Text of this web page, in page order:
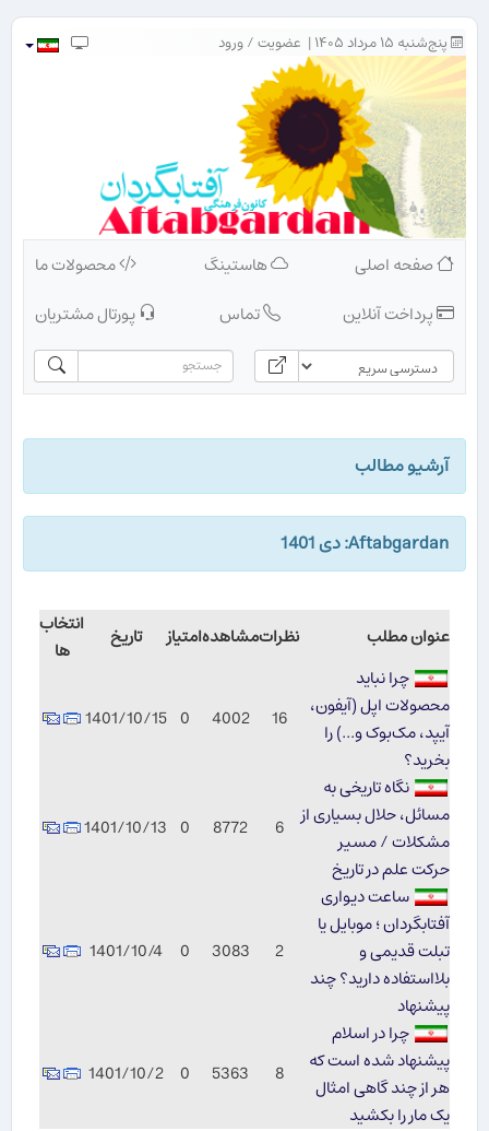
پنج‌شنبه ۱۵ مرداد ۱۴۰۵ | عضویت/ورود
صفحه اصلی هاستینگ
محصولات ما
پرداخت آنلاین
تماس پورتال مشتریان
آرشیو مطالب
Aftabgardan: دی 1401
عنوان مطلب نظراتمشاهدهامتیاز تاریخ
انتخاب
ها
چرا نباید
محصولات اپل (آیفون،
آیپد، مک‌بوک و...) را
بخرید؟
16
4002
0
1401/10/15
نگاه تاریخی به
مسائل، حلال بسیاری از
مشکلات / مسیر
حرکت علم در تاریخ
6
8772
0
1401/10/13
ساعت دیواری
آفتابگردان ؛ موبایل یا
تبلت قدیمی و
بلااستفاده دارید؟ چند
پیشنهاد
2
3083
0
1401/10/4
چرا در اسلام
پیشنهاد شده است که
هر از چند گاهی امثال
یک مار را بکشید
8
5363
0
1401/10/2